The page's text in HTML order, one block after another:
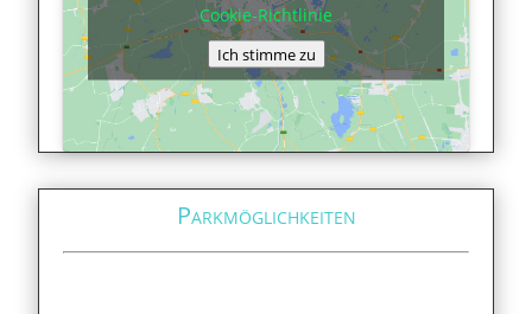
Cookie-Richtlinie
Ich stimme zu
Parkmöglichkeiten